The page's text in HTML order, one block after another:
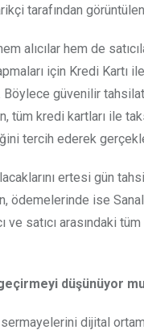
tarafından
alıcılar hem de
için Kredi Kartı
Böylece güvenilir
kredi kartları ile
tercih ederek
ertesi gün
ödemelerinde ise
satıcı arasındaki
düşünüyor
dijital